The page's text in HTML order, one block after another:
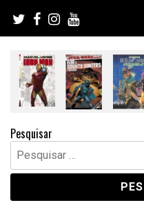
content
Pesquisar
Pesquisar
por: